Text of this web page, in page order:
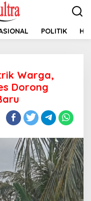
POLITIK
Warga,
Dorong